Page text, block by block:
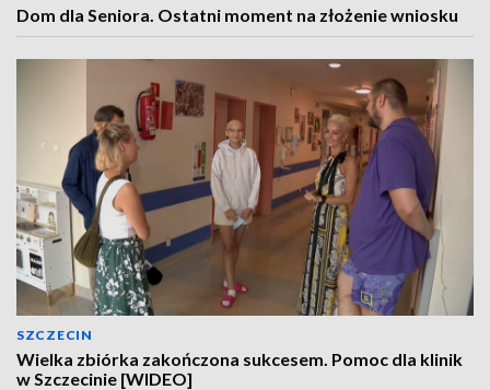
Dom dla Seniora. Ostatni moment na złożenie wniosku
SZCZECIN
Wielka zbiórka zakończona sukcesem. Pomoc dla klinik
w Szczecinie [WIDEO]